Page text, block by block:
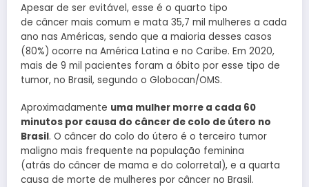
Apesar de ser evitável, esse é o quarto tipo
de câncer mais comum e mata 35,7 mil mulheres a cada
ano nas Américas, sendo que a maioria desses casos
(80%) ocorre na América Latina e no Caribe. Em 2020,
mais de 9 mil pacientes foram a óbito por esse tipo de
tumor, no Brasil, segundo o Globocan/OMS.
Aproximadamente uma mulher morre a cada 60
minutos por causa do câncer de colo de útero no
Brasil. O câncer do colo do útero é o terceiro tumor
maligno mais frequente na população feminina
(atrás do câncer de mama e do colorretal), e a quarta
causa de morte de mulheres por câncer no Brasil.